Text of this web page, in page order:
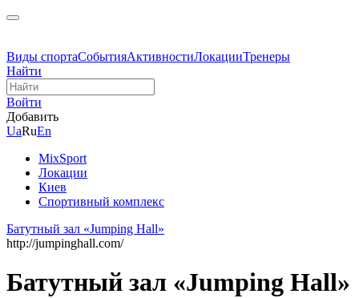
Виды спортаСобытияАктивностиЛокацииТренеры
Найти
Войти
Добавить
UaRuEn
MixSport
Локации
Киев
Спортивный комплекс
Батутный зал «Jumping Hall»
http://jumpinghall.com/
Батутный зал «Jumping Hall»